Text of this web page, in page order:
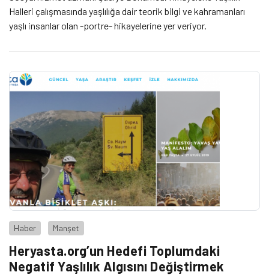
Halleri çalışmasında yaşlılığa dair teorik bilgi ve kahramanları
yaşlı insanlar olan -portre- hikayelerine yer veriyor.
Haber Manşet
Heryasta.org’un Hedefi Toplumdaki
Negatif Yaşlılık Algısını Değiştirmek